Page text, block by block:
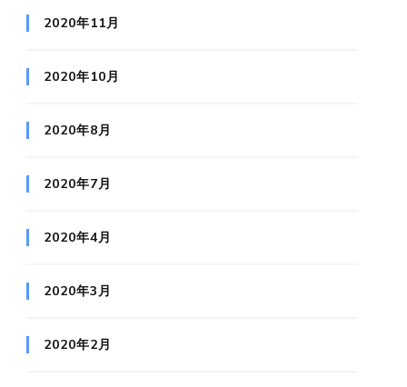
2020年11月
2020年10月
2020年8月
2020年7月
2020年4月
2020年3月
2020年2月